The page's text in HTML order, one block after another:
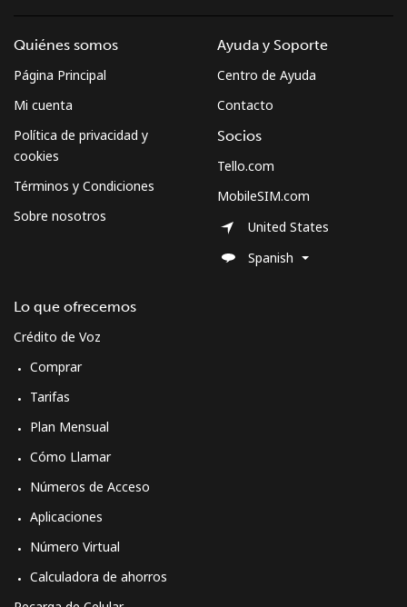
Quiénes somos
Página Principal
Mi cuenta
Política de privacidad y
cookies
Términos y Condiciones
Sobre nosotros
Lo que ofrecemos
Crédito de Voz
Comprar
Tarifas
Plan Mensual
Cómo Llamar
Números de Acceso
Aplicaciones
Número Virtual
Calculadora de ahorros
Ayuda y Soporte
Centro de Ayuda
Contacto
Socios
Tello.com
MobileSIM.com
United States
Spanish